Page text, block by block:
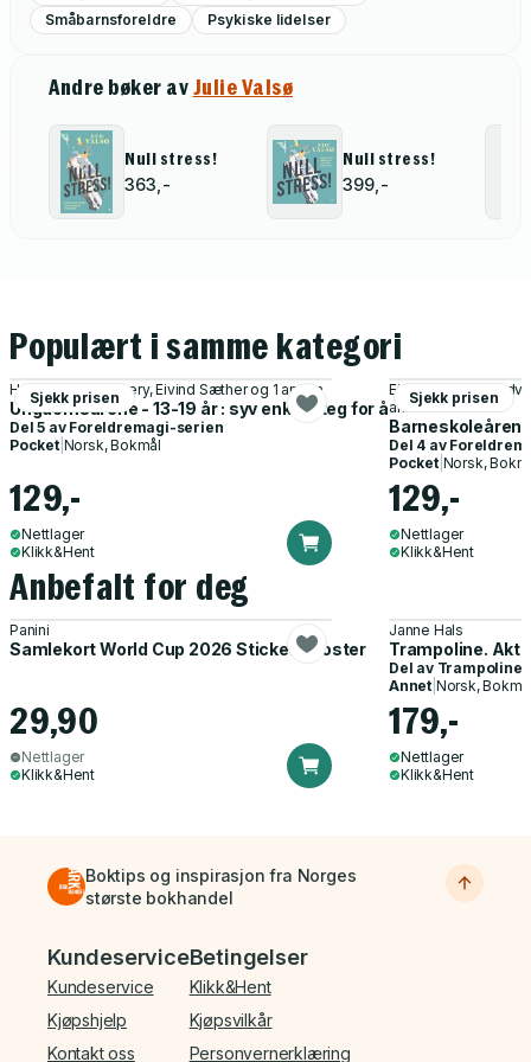
Småbarnsforeldre
Psykiske lidelser
Andre bøker avJulie Valsø
Null stress!
363,-
Null stress!
399,-
Populært i samme kategori
Sjekk prisen
Hedvig Montgomery, Eivind Sæther og 1 annen
Ungdomsårene - 13-19 år : syv enkle steg for å lykkes som
Del 5 av Foreldremagi-serien
Pocket| Norsk, Bokmål
129,-
Nettlager
Klikk&Hent
Sjekk prisen
Eivind Sæther,
annen
Del 4 av
Pocket| Norsk,
129,-
Nettlager
Klikk&Hent
Anbefalt for deg
Panini
Samlekort World Cup 2026 Sticker Booster
29,90
Nettlager
Klikk&Hent
Janne Hals
Trampoline.
Del av Trampoline
Annet| Norsk,
179,-
Nettlager
Klikk&Hent
Boktips og inspirasjon fra Norges
største bokhandel
Bunnmeny
Kundeservice
Kundeservice
Kjøpshjelp
Kontakt oss
Betingelser
Klikk&Hent
Kjøpsvilkår
Personvernerklæring